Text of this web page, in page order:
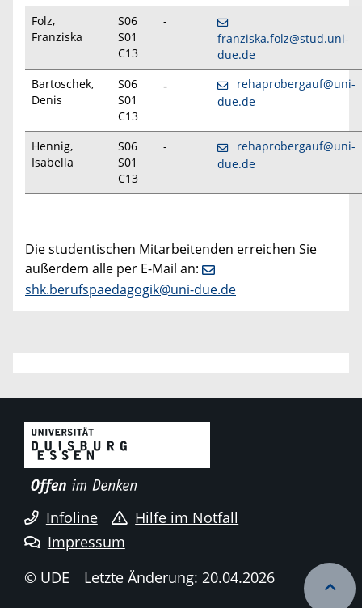
Folz,
Franziska
S06
S01
C13
-
franziska.folz@stud.uni-
due.de
Bartoschek,
Denis
S06
S01
C13
-
rehaprobergauf@uni-
due.de
Hennig,
Isabella
S06
S01
C13
-
rehaprobergauf@uni-
due.de
Die studentischen Mitarbeitenden erreichen Sie
außerdem alle per E-Mail an:
shk.berufspaedagogik@uni-due.de
Infoline
Hilfe im Notfall
Impressum
© UDE
Letzte Änderung: 20.04.2026